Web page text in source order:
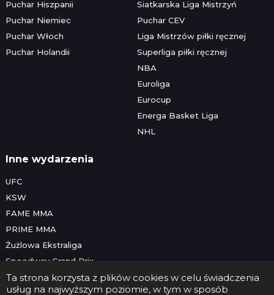
Ta strona korzysta z plików cookies w celu świadczenia
usług na najwyższym poziomie, w tym w sposób
Puchar Hiszpanii
Puchar Niemiec
Puchar Włoch
Puchar Holandii
Siatkarska Liga Mistrzyń
Puchar CEV
Liga Mistrzów piłki ręcznej
Superliga piłki ręcznej
NBA
Euroliga
Eurocup
Energa Basket Liga
NHL
Inne wydarzenia
UFC
KSW
FAME MMA
PRIME MMA
Żużlowa Ekstraliga
Speedway Grand Prix
Skoki narciarskie